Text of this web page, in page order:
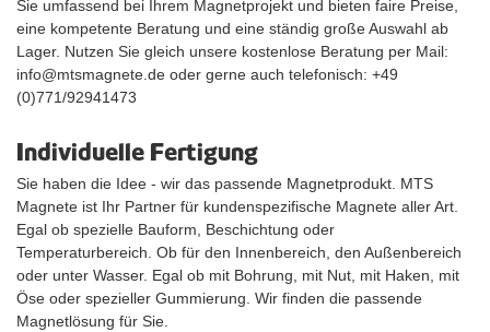
Sie umfassend bei Ihrem Magnetprojekt und bieten faire Preise,
eine kompetente Beratung und eine ständig große Auswahl ab
Lager. Nutzen Sie gleich unsere kostenlose Beratung per Mail:
info@mtsmagnete.de oder gerne auch telefonisch: +49
(0)771/92941473
Individuelle Fertigung
Sie haben die Idee - wir das passende Magnetprodukt. MTS
Magnete ist Ihr Partner für kundenspezifische Magnete aller Art.
Egal ob spezielle Bauform, Beschichtung oder
Temperaturbereich. Ob für den Innenbereich, den Außenbereich
oder unter Wasser. Egal ob mit Bohrung, mit Nut, mit Haken, mit
Öse oder spezieller Gummierung. Wir finden die passende
Magnetlösung für Sie.